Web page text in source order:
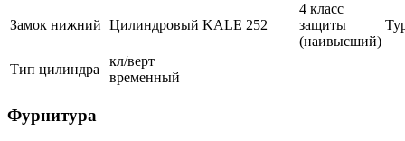
Замок нижний Цилиндровый KALE 252
4 класс
защиты
(наивысший)
Тип цилиндра
кл/верт
временный
Фурнитура